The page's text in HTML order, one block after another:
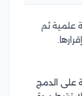
علمية ثم
على الدمج